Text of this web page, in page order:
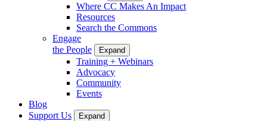
Where CC Makes An Impact
Resources
Search the Commons
Engage
the People
Expand
Training + Webinars
Advocacy
Community
Events
Blog
Support Us
Expand